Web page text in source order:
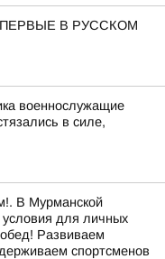
В РУССКОМ
военнослужащие
в силе,
В Мурманской
для личных
Развиваем
спортсменов